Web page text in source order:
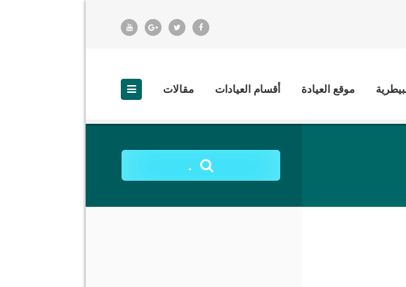
موقع العيادة أقسام العيادات مقالات
.